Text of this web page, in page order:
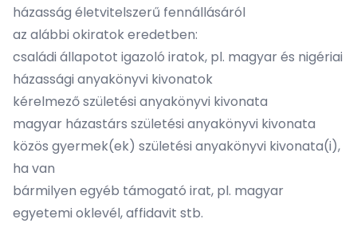
házasság életvitelszerű fennállásáról
az alábbi okiratok eredetben:
családi állapotot igazoló iratok, pl. magyar és nigériai
házassági anyakönyvi kivonatok
kérelmező születési anyakönyvi kivonata
magyar házastárs születési anyakönyvi kivonata
közös gyermek(ek) születési anyakönyvi kivonata(i),
ha van
bármilyen egyéb támogató irat, pl. magyar
egyetemi oklevél, affidavit stb.